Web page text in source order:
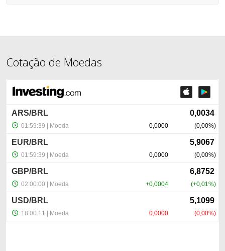
Cotação de Moedas